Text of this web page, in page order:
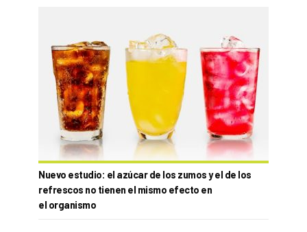
Nuevo estudio: el azúcar de los zumos y el de los
refrescos no tienen el mismo efecto en
el organismo